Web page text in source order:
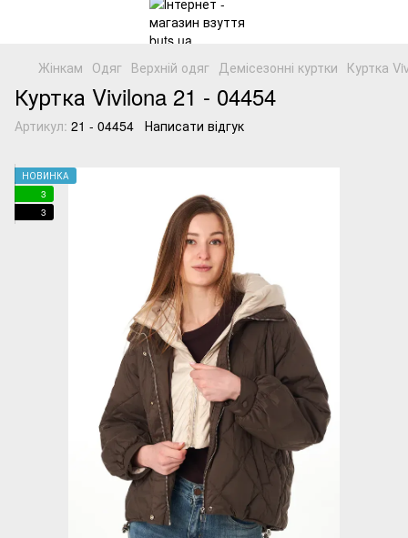
Жінкам Одяг Верхній одяг Демісезонні куртки Куртка
Куртка Vivilona 21 - 04454
Артикул: 21 - 04454 Написати відгук
НОВИНКА
3
3